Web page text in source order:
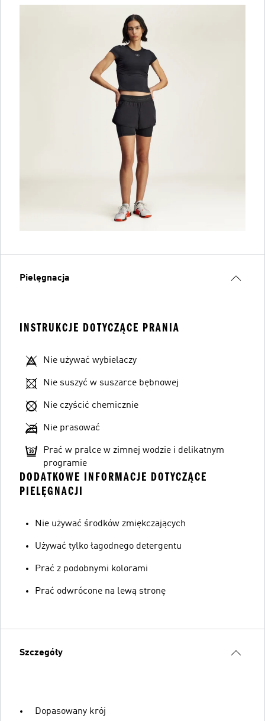
Pielęgnacja
INSTRUKCJE DOTYCZĄCE PRANIA
Nie używać wybielaczy
Nie suszyć w suszarce bębnowej
Nie czyścić chemicznie
Nie prasować
Prać w pralce w zimnej wodzie i delikatnym
programie
DODATKOWE INFORMACJE DOTYCZĄCE
PIELĘGNACJI
Nie używać środków zmiękczających
Używać tylko łagodnego detergentu
Prać z podobnymi kolorami
Prać odwrócone na lewą stronę
Szczegóły
Dopasowany krój